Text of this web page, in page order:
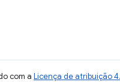
com a Licença de atribuição